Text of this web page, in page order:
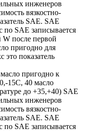
инженеров
вязкостно-
SAE. SAE
по SAE записывается
W после первой
пригодно для
это показатель
пригодно к
15С, 40 масло
до +35,+40) SAE
инженеров
вязкостно-
SAE. SAE
по SAE записывается